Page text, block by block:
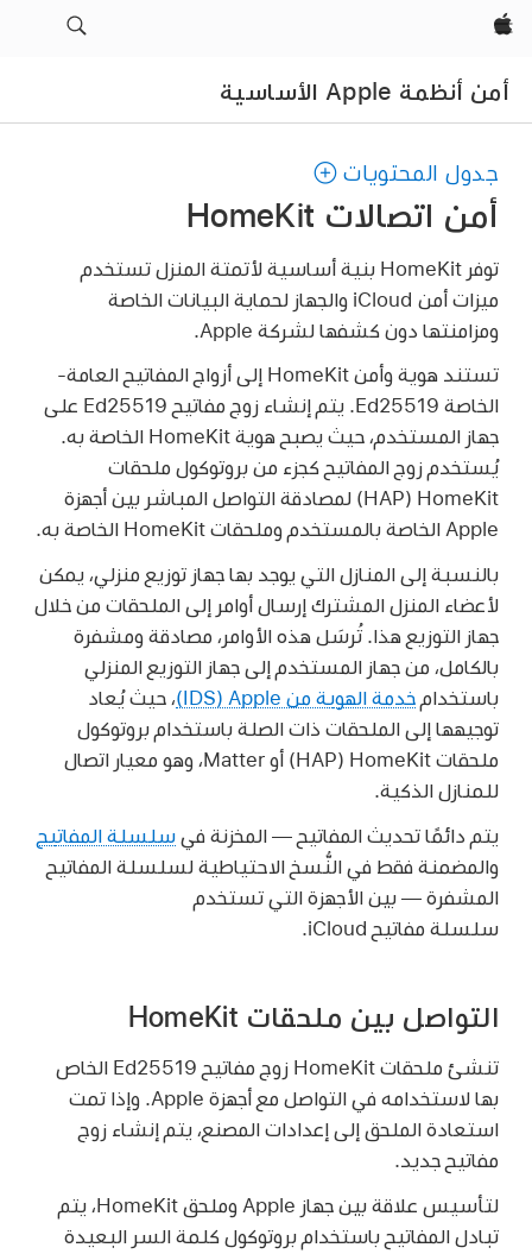
Apple‏
أمن أنظمة Apple الأساسية
جدول المحتويات
أمن اتصالات HomeKit
توفر HomeKit بنية أساسية لأتمتة المنزل تستخدم
ميزات أمن iCloud والجهاز لحماية البيانات الخاصة
ومزامنتها دون كشفها لشركة Apple.
تستند هوية وأمن HomeKit إلى أزواج المفاتيح العامة-
الخاصة Ed25519. يتم إنشاء زوج مفاتيح Ed25519 على
جهاز المستخدم، حيث يصبح هوية HomeKit الخاصة به.
يُستخدم زوج المفاتيح كجزء من بروتوكول ملحقات
HomeKit ‏(HAP) لمصادقة التواصل المباشر بين أجهزة
Apple الخاصة بالمستخدم وملحقات HomeKit الخاصة به.
بالنسبة إلى المنازل التي يوجد بها جهاز توزيع منزلي، يمكن
لأعضاء المنزل المشترك إرسال أوامر إلى الملحقات من خلال
جهاز التوزيع هذا. تُرسَل هذه الأوامر، مصادقة ومشفرة
بالكامل، من جهاز المستخدم إلى جهاز التوزيع المنزلي
باستخدام خدمة الهوية من Apple ‏(IDS)
، حيث يُعاد
توجيهها إلى الملحقات ذات الصلة باستخدام بروتوكول
ملحقات HomeKit ‏(HAP) أو Matter، وهو معيار اتصال
للمنازل الذكية.
يتم دائمًا تحديث المفاتيح — المخزنة في سلسلة المفاتيح
والمضمنة فقط في النُّسخ الاحتياطية لسلسلة المفاتيح
المشفرة — بين الأجهزة التي تستخدم
سلسلة مفاتيح iCloud
التواصل بين ملحقات HomeKit
تنشئ ملحقات HomeKit زوج مفاتيح Ed25519 الخاص
بها لاستخدامه في التواصل مع أجهزة Apple. وإذا تمت
استعادة الملحق إلى إعدادات المصنع، يتم إنشاء زوج
مفاتيح جديد.
لتأسيس علاقة بين جهاز Apple وملحق HomeKit، يتم
تبادل المفاتيح باستخدام بروتوكول كلمة السر البعيدة